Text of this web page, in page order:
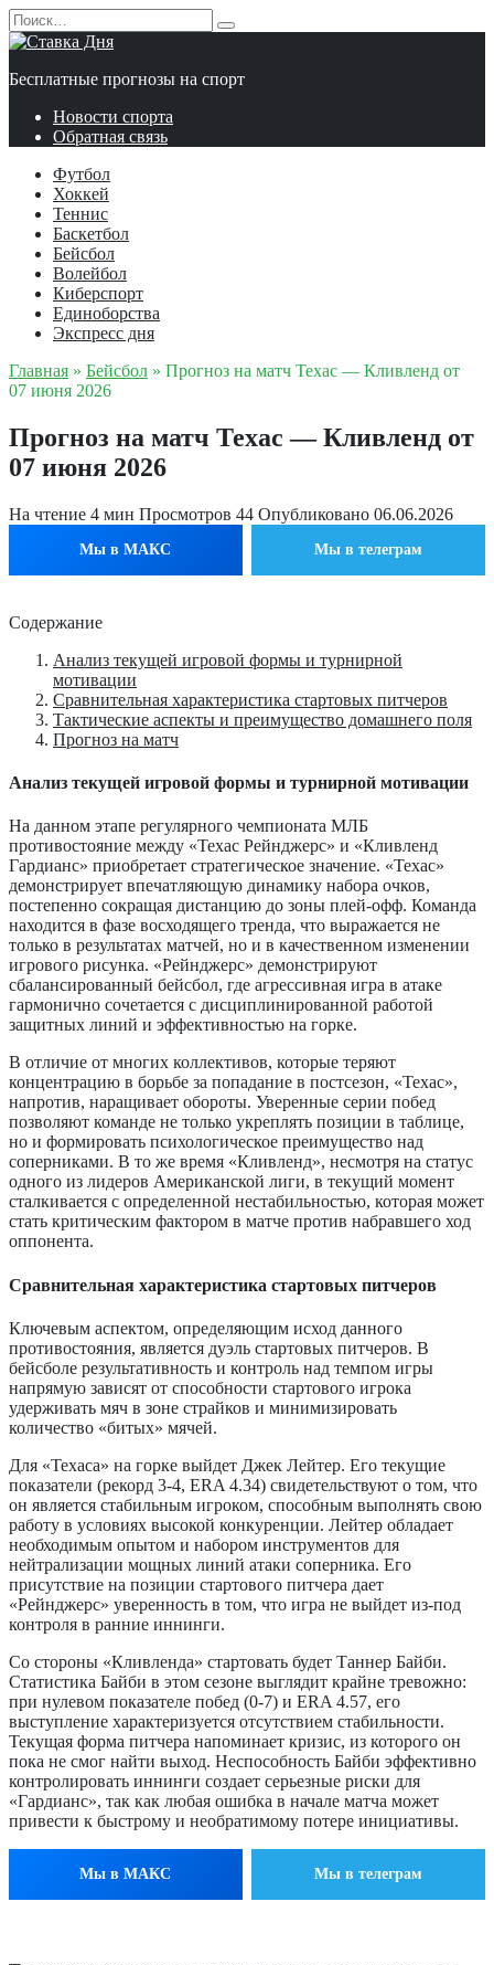
Перейти
к
содержанию
Search
for:
Бесплатные прогнозы на спорт
Новости спорта
Обратная связь
Футбол
Хоккей
Теннис
Баскетбол
Бейсбол
Волейбол
Киберспорт
Единоборства
Экспресс дня
Главная » Бейсбол » Прогноз на матч Техас — Кливленд от
07 июня 2026
Прогноз на матч Техас — Кливленд от
07 июня 2026
На чтение 4 мин Просмотров 44 Опубликовано 06.06.2026
Мы в МАКС Мы в телеграм
Содержание
Анализ текущей игровой формы и турнирной
мотивации
Сравнительная характеристика стартовых питчеров
Тактические аспекты и преимущество домашнего поля
Прогноз на матч
Анализ текущей игровой формы и турнирной мотивации
На данном этапе регулярного чемпионата МЛБ
противостояние между «Техас Рейнджерс» и «Кливленд
Гардианс» приобретает стратегическое значение. «Техас»
демонстрирует впечатляющую динамику набора очков,
постепенно сокращая дистанцию до зоны плей-офф. Команда
находится в фазе восходящего тренда, что выражается не
только в результатах матчей, но и в качественном изменении
игрового рисунка. «Рейнджерс» демонстрируют
сбалансированный бейсбол, где агрессивная игра в атаке
гармонично сочетается с дисциплинированной работой
защитных линий и эффективностью на горке.
В отличие от многих коллективов, которые теряют
концентрацию в борьбе за попадание в постсезон, «Техас»,
напротив, наращивает обороты. Уверенные серии побед
позволяют команде не только укреплять позиции в таблице,
но и формировать психологическое преимущество над
соперниками. В то же время «Кливленд», несмотря на статус
одного из лидеров Американской лиги, в текущий момент
сталкивается с определенной нестабильностью, которая может
стать критическим фактором в матче против набравшего ход
оппонента.
Сравнительная характеристика стартовых питчеров
Ключевым аспектом, определяющим исход данного
противостояния, является дуэль стартовых питчеров. В
бейсболе результативность и контроль над темпом игры
напрямую зависят от способности стартового игрока
удерживать мяч в зоне страйков и минимизировать
количество «битых» мячей.
Для «Техаса» на горке выйдет Джек Лейтер. Его текущие
показатели (рекорд 3-4, ERA 4.34) свидетельствуют о том, что
он является стабильным игроком, способным выполнять свою
работу в условиях высокой конкуренции. Лейтер обладает
необходимым опытом и набором инструментов для
нейтрализации мощных линий атаки соперника. Его
присутствие на позиции стартового питчера дает
«Рейнджерс» уверенность в том, что игра не выйдет из-под
контроля в ранние иннинги.
Со стороны «Кливленда» стартовать будет Таннер Байби.
Статистика Байби в этом сезоне выглядит крайне тревожно:
при нулевом показателе побед (0-7) и ERA 4.57, его
выступление характеризуется отсутствием стабильности.
Текущая форма питчера напоминает кризис, из которого он
пока не смог найти выход. Неспособность Байби эффективно
контролировать иннинги создает серьезные риски для
«Гардианс», так как любая ошибка в начале матча может
привести к быстрому и необратимому потере инициативы.
Мы в МАКС Мы в телеграм